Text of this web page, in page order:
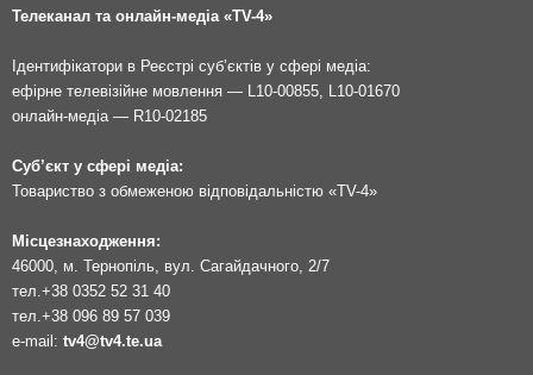
Телеканал та онлайн-медіа «TV-4»
Ідентифікатори в Реєстрі суб’єктів у сфері медіа:
ефірне телевізійне мовлення — L10-00855, L10-01670
онлайн-медіа — R10-02185
Суб’єкт у сфері медіа:
Товариство з обмеженою відповідальністю «TV-4»
Місцезнаходження:
46000, м. Тернопіль, вул. Сагайдачного, 2/7
тел.+38 0352 52 31 40
тел.+38 096 89 57 039
e-mail: tv4@tv4.te.ua